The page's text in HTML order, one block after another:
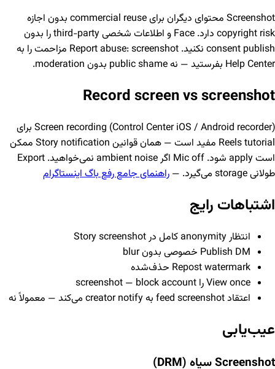
Screenshot محتوای دیگران برای commercial reuse بدون اجازه
copyright risk دارد. Face و اطلاعات شخصی third-party را بدون
consent publish نکنید. Report abuse: screenshot مزاحمت را به
Help Center بفرستید — نه public shame بدون moderation.
Record screen vs screenshot
Screen recording (Control Center iOS / Android recorder) برای
Reels tutorial مفید است — همان قوانین Story notification ممکن
است apply شود. Mic off اگر ambient noise نمی‌خواهید. Export
طولانی storage می‌گیرد. —
راهنمای جامع رفع باگ اینستاگرام
اشتباهات رایج
انتظار anonymity کامل در Story screenshot
Publish DM خصوصی بدون blur
Repost watermark حذف‌شده
View once را screenshot — block account
اعتقاد feed screenshot به creator notify می‌کند — معمولاً نه
عیب‌یابی
Screenshot سیاه (DRM)